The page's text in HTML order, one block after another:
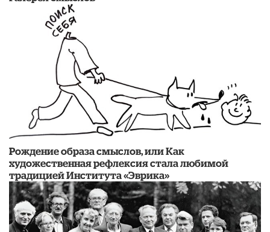
Рождение образа смыслов, или Как
художественная рефлексия стала любимой
традицией Института «Эврика»